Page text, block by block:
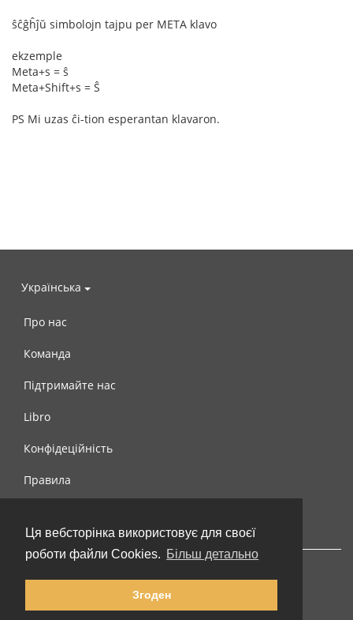
Ця вебсторінка використовує для своєї
роботи файли Cookies. Більш детально
Згоден
ŝĉĝĥĵŭ simbolojn tajpu per META klavo
ekzemple
Meta+s = ŝ
Meta+Shift+s = Ŝ
PS Mi uzas ĉi-tion esperantan klavaron.
Українська
Про нас
Команда
Підтримайте нас
Libro
Конфідеційність
Правила
© 2002-2026 lernu.net |Impressum